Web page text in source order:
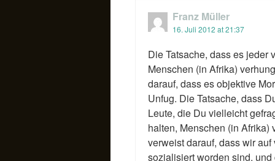
Franz Müller
16. Juli 2012 at 21:37
Die Tatsache, dass es jeder
Menschen (in Afrika)
darauf, dass es objektive
Unfug. Die Tatsache, dass
Leute, die Du vielleicht
halten, Menschen (in Afrika)
verweist darauf, dass wir
sozialisiert worden sind,